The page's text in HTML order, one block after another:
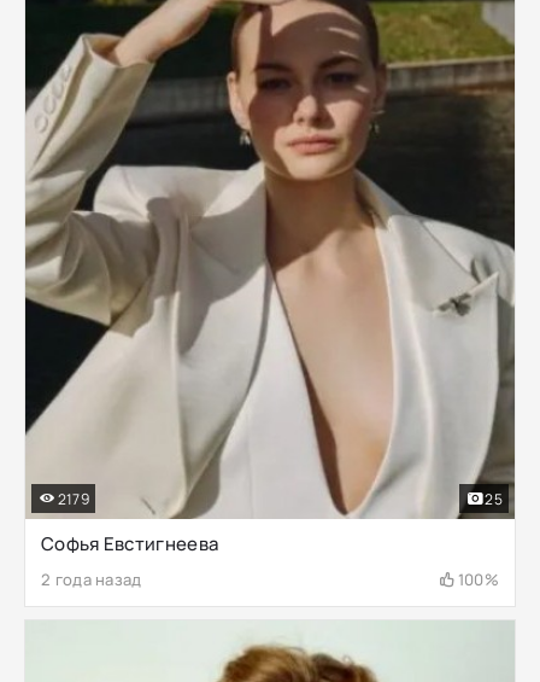
Софья Евстигнеева
2 года назад 100%
2179 25